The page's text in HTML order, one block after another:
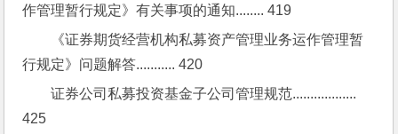
作管理暂行规定》有关事项的通知........ 419
《证券期货经营机构私募资产管理业务运作管理暂
行规定》问题解答........... 420
证券公司私募投资基金子公司管理规范..................
425